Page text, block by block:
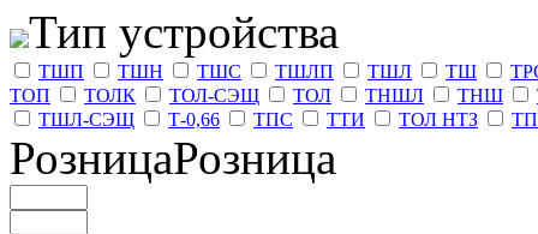
Тип устройства
ТШП ТШН ТШС ТШЛП ТШЛ ТШ
ТОП
ТОЛК ТОЛ-СЭЩ ТОЛ ТНШЛ ТНШ
ТШЛ-СЭЩ
Т-0,66 ТПС ТТИ ТОЛ НТЗ
РозницаРозница